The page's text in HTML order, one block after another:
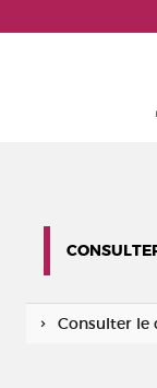
Consulter le